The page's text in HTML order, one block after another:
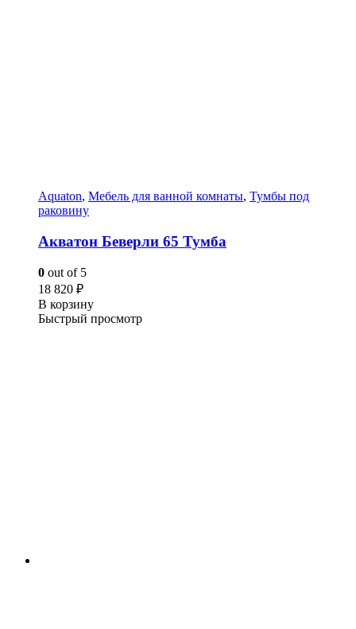
Aquaton, Мебель для ванной комнаты, Тумбы под
раковину
Акватон Беверли 65 Тумба
0 out of 5
18 820 ₽
В корзину
Быстрый просмотр